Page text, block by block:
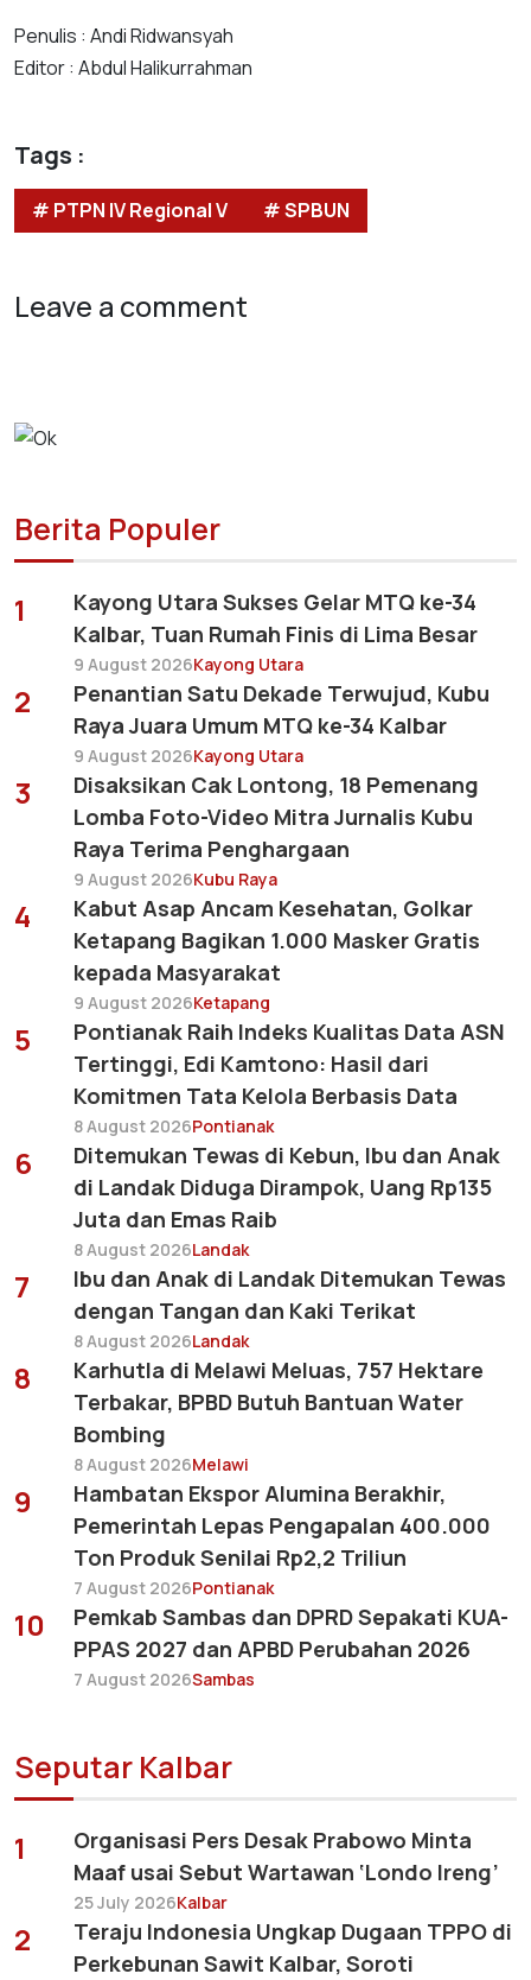
Penulis : Andi Ridwansyah
Editor : Abdul Halikurrahman
Tags :
# PTPN IV Regional V # SPBUN
Leave a comment
Berita Populer
1
Kayong Utara Sukses Gelar MTQ ke-34
Kalbar, Tuan Rumah Finis di Lima Besar
9 August 2026Kayong Utara
2
Penantian Satu Dekade Terwujud, Kubu
Raya Juara Umum MTQ ke-34 Kalbar
9 August 2026Kayong Utara
3
Disaksikan Cak Lontong, 18 Pemenang
Lomba Foto-Video Mitra Jurnalis Kubu
Raya Terima Penghargaan
9 August 2026Kubu Raya
4
Kabut Asap Ancam Kesehatan, Golkar
Ketapang Bagikan 1.000 Masker Gratis
kepada Masyarakat
9 August 2026Ketapang
5
Pontianak Raih Indeks Kualitas Data ASN
Tertinggi, Edi Kamtono: Hasil dari
Komitmen Tata Kelola Berbasis Data
8 August 2026Pontianak
6
Ditemukan Tewas di Kebun, Ibu dan Anak
di Landak Diduga Dirampok, Uang Rp135
Juta dan Emas Raib
8 August 2026Landak
7
Ibu dan Anak di Landak Ditemukan Tewas
dengan Tangan dan Kaki Terikat
8 August 2026Landak
8
Karhutla di Melawi Meluas, 757 Hektare
Terbakar, BPBD Butuh Bantuan Water
Bombing
8 August 2026Melawi
9
Hambatan Ekspor Alumina Berakhir,
Pemerintah Lepas Pengapalan 400.000
Ton Produk Senilai Rp2,2 Triliun
7 August 2026Pontianak
10
Pemkab Sambas dan DPRD Sepakati KUA-
PPAS 2027 dan APBD Perubahan 2026
7 August 2026Sambas
Seputar Kalbar
1
Organisasi Pers Desak Prabowo Minta
Maaf usai Sebut Wartawan ‘Londo Ireng’
25 July 2026Kalbar
2
Teraju Indonesia Ungkap Dugaan TPPO di
Perkebunan Sawit Kalbar, Soroti